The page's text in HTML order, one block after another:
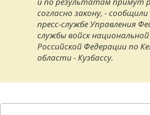
согласно закону, -
пресс-службе Управления
службы войск
Российской Федерации по
области - Кузбассу.